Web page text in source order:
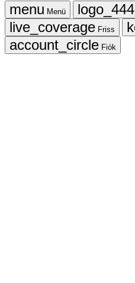
Menü
Friss
Fiók